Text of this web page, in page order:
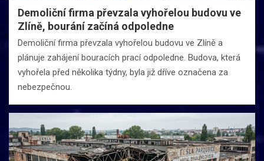
Demoliční firma převzala vyhořelou budovu ve
Zlíně, bourání začíná odpoledne
Demoliční firma převzala vyhořelou budovu ve Zlíně a
plánuje zahájení bouracích prací odpoledne. Budova, která
vyhořela před několika týdny, byla již dříve označena za
nebezpečnou.